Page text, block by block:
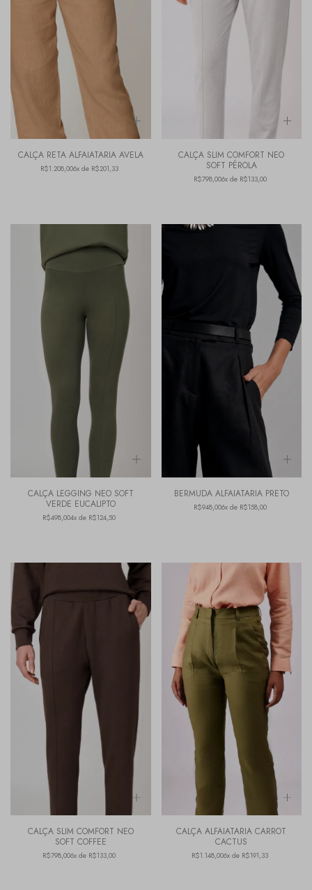
CALÇA RETA ALFAIATARIA AVELA
R$1.208,006x de R$201,33
CALÇA SLIM COMFORT NEO
SOFT PÉROLA
R$798,006x de R$133,00
CALÇA LEGGING NEO SOFT
VERDE EUCALIPTO
R$498,004x de R$124,50
BERMUDA ALFAIATARIA PRETO
R$948,006x de R$158,00
CALÇA SLIM COMFORT NEO
SOFT COFFEE
R$798,006x de R$133,00
CALÇA ALFAIATARIA CARROT
CACTUS
R$1.148,006x de R$191,33